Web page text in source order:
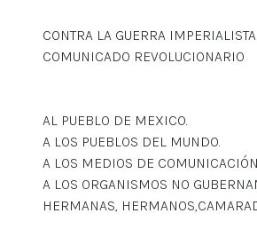
CONTRA LA GUERRA IMPERIALISTA
COMUNICADO REVOLUCIONARIO
AL PUEBLO DE MEXICO.
A LOS PUEBLOS DEL MUNDO.
A LOS MEDIOS DE
A LOS ORGANISMOS NO
HERMANAS,